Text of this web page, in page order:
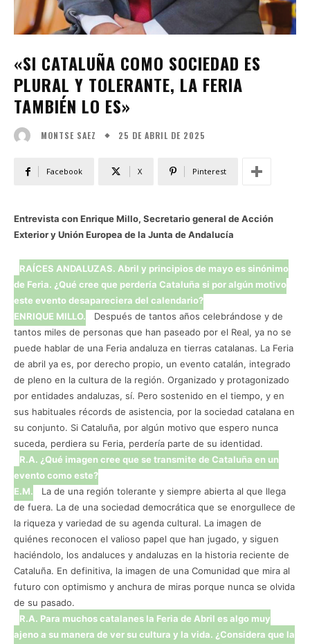
«SI CATALUÑA COMO SOCIEDAD ES
PLURAL Y TOLERANTE, LA FERIA
TAMBIÉN LO ES»
MONTSE SAEZ 25 DE ABRIL DE 2025
Facebook X Pinterest
Entrevista con Enrique Millo, Secretario general de Acción
Exterior y Unión Europea de la Junta de Andalucía
RAÍCES ANDALUZAS. Abril y principios de mayo es sinónimo
de Feria. ¿Qué cree que perdería Cataluña si por algún motivo
este evento desapareciera del calendario?
ENRIQUE MILLO.
Después de tantos años celebrándose y de
tantos miles de personas que han paseado por el Real, ya no se
puede hablar de una Feria andaluza en tierras catalanas. La Feria
de abril ya es, por derecho propio, un evento catalán, integrado
de pleno en la cultura de la región. Organizado y protagonizado
por entidades andaluzas, sí. Pero sostenido en el tiempo, y en
sus habituales récords de asistencia, por la sociedad catalana en
su conjunto. Si Cataluña, por algún motivo que espero nunca
suceda, perdiera su Feria, perdería parte de su identidad.
R.A. ¿Qué imagen cree que se transmite de Cataluña en un
evento como este?
E.M.
La de una región tolerante y siempre abierta al que llega
de fuera. La de una sociedad democrática que se enorgullece de
la riqueza y variedad de su agenda cultural. La imagen de
quiénes reconocen el valioso papel que han jugado, y siguen
haciéndolo, los andaluces y andaluzas en la historia reciente de
Cataluña. En definitiva, la imagen de una Comunidad que mira al
futuro con optimismo y anchura de miras porque nunca se olvida
de su pasado.
R.A. Para muchos catalanes la Feria de Abril es algo muy
ajeno a su manera de ver su cultura y la vida. ¿Considera que la